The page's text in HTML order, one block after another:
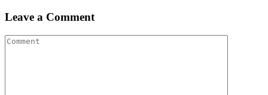
Leave a Comment